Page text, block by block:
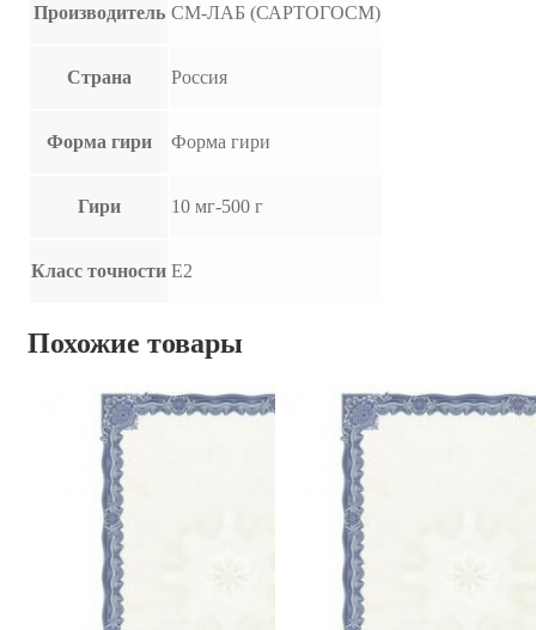
Производитель СМ-ЛАБ (САРТОГОСМ)
Страна Россия
Форма гири Форма гири
Гири 10 мг-500 г
Класс точности E2
Похожие товары